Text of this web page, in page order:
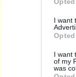
I want
I want
of my
was